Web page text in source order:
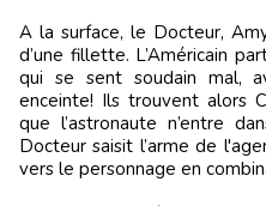
A la surface, le Docteur,
d’une fillette. L’Américain
qui se sent soudain mal,
enceinte! Ils trouvent alors
que l’astronaute n’entre
Docteur saisit l’arme de
vers le personnage en